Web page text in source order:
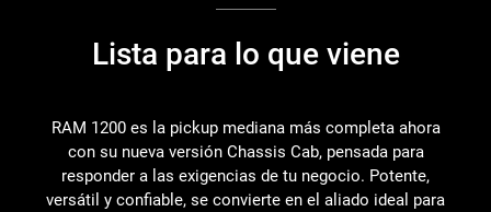
Lista para lo que viene
RAM 1200 es la pickup mediana más completa ahora
con su nueva versión Chassis Cab, pensada para
responder a las exigencias de tu negocio. Potente,
versátil y confiable, se convierte en el aliado ideal para